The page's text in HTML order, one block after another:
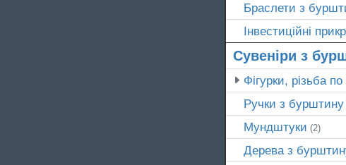
Браслети з
Інвестиційні
Сувеніри з
Фігурки, різьба
Ручки з бурштину
Мундштуки (2)
Дерева з